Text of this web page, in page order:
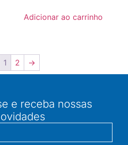
Adicionar ao carrinho
1 2 →
e receba nossas